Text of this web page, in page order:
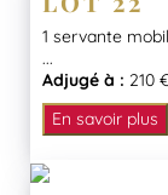
1 servante
...
Adjugé à : 210
En savoir plus